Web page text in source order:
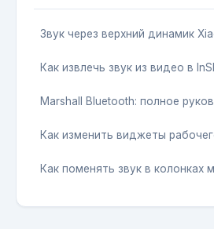
Звук через верхний динамик
Как извлечь звук из видео в
Marshall Bluetooth: полное
Как изменить виджеты
Как поменять звук в колонках